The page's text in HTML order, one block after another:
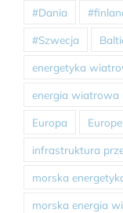
#Dania
#Szwecja
energetyka
energia wiatrowa
Europa Europe
infrastruktura
morska
morska energia